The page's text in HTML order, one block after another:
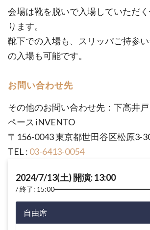
会場は靴を脱いで入場していただ
ります。
靴下での入場も、スリッパご持参
の入場も可能です。
お問い合わせ先
その他のお問い合わせ先：下高井
ペース iNVENTO
〒156-0043 東京都世田谷区松原3-
TEL : 03-6413-0054
2024/7/13(土) 開演: 13:00
終了: 15:00
自由席